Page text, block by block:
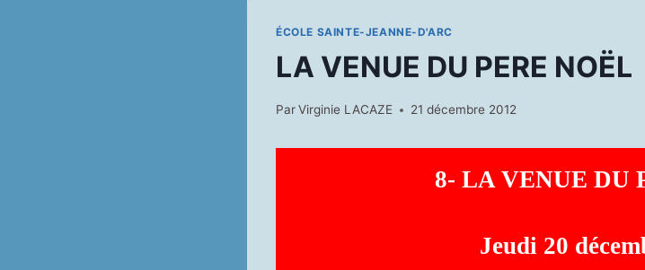
ÉCOLE SAINTE-JEANNE-D'ARC
LA VENUE DU PERE NOËL
ParVirginie LACAZE 21 décembre 2012
8- LA VENUE DU
Jeudi 20